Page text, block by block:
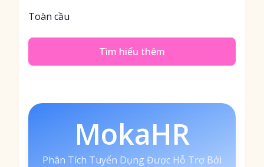
Toàn cầu
Tìm hiểu thêm
MokaHR
Phân Tích Tuyển Dụng Được Hỗ Trợ Bởi